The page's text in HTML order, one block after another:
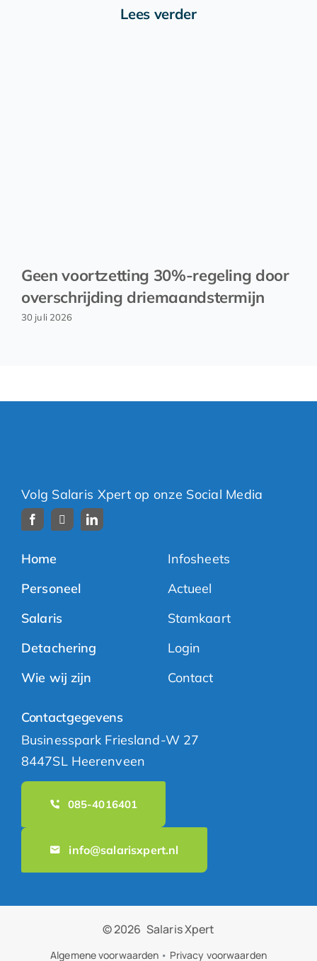
Lees verder
Geen voortzetting 30%-regeling door
overschrijding driemaandstermijn
30 juli 2026
Volg Salaris Xpert op onze Social Media
Home
Personeel
Salaris
Detachering
Wie wij zijn
Infosheets
Actueel
Stamkaart
Login
Contact
Contactgegevens
Businesspark Friesland-W 27
8447SL Heerenveen
085-4016401
info@salarisxpert.nl
© 2026 Salaris Xpert
Algemene voorwaarden • Privacy voorwaarden